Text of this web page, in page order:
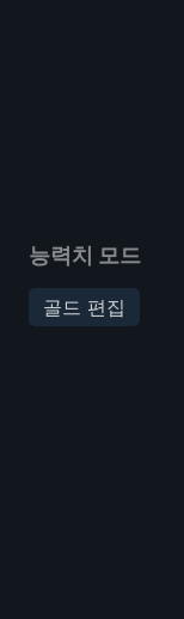
능력치 모드
골드 편집